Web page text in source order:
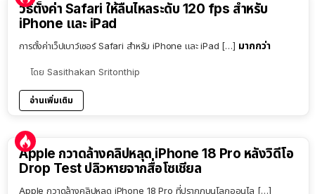
วิธีตั้งค่า Safari ให้ลื่นไหลระดับ 120 fps สำหรับ
iPhone และ iPad
การตั้งค่าเว็ปเบาว์เซอร์ Safari สำหรับ iPhone และ iPad […] มากกว่า
โดย Sasithakan Sritonthip
อ่านเพิ่มเติม
Apple กวาดล้างคลิปหลุด iPhone 18 Pro หลังวิดีโอ
Drop Test ปลิวหายจากสื่อโซเชียล
Apple กวาดล้างคลิปหลุด iPhone 18 Pro ที่ปรากฏบนโลกออนไล […]